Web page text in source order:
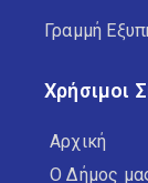
Γραμμή
Χρήσιμοι
Αρχική
Ο Δήμος